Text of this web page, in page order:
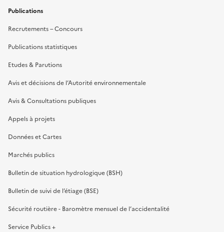
Publications
Recrutements – Concours
Publications statistiques
Etudes & Parutions
Avis et décisions de l’Autorité environnementale
Avis & Consultations publiques
Appels à projets
Données et Cartes
Marchés publics
Bulletin de situation hydrologique (BSH)
Bulletin de suivi de l’étiage (BSE)
Sécurité routière - Baromètre mensuel de l’accidentalité
Service Publics +